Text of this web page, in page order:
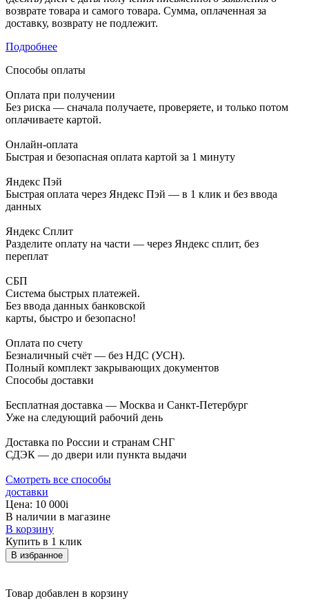
возврате товара и самого товара. Сумма, оплаченная за
доставку, возврату не подлежит.
Подробнее
Способы оплаты
Оплата при получении
Без риска — сначала получаете, проверяете, и только потом
оплачиваете картой.
Онлайн-оплата
Быстрая и безопасная оплата картой за 1 минуту
Яндекс Пэй
Быстрая оплата через Яндекс Пэй — в 1 клик и без ввода
данных
Яндекс Сплит
Разделите оплату на части — через Яндекс сплит, без
переплат
СБП
Система быстрых платежей.
Без ввода данных банковской
карты, быстро и безопасно!
Оплата по счету
Безналичный счёт — без НДС (УСН).
Полный комплект закрывающих документов
Способы доставки
Бесплатная доставка — Москва и Санкт-Петербург
Уже на следующий рабочий день
Доставка по России и странам СНГ
СДЭК — до двери или пункта выдачи
Смотреть все способы
доставки
Цена: 10 000i
В наличии в магазине
В корзину
Купить в 1 клик
В избранное
Товар добавлен в корзину